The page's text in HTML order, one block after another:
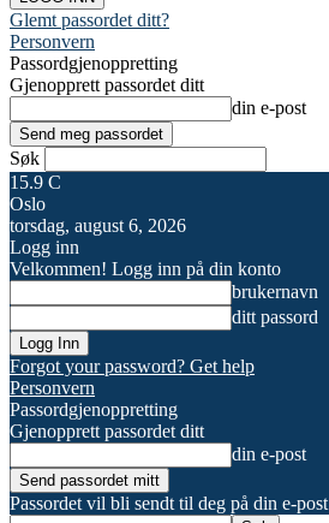
Glemt passordet ditt?
Personvern
Passordgjenoppretting
Gjenopprett passordet ditt
din e-post
Søk
15.9 C
Oslo
torsdag, august 6, 2026
Logg inn
Velkommen! Logg inn på din konto
brukernavn
ditt passord
Forgot your password? Get help
Personvern
Passordgjenoppretting
Gjenopprett passordet ditt
din e-post
Passordet vil bli sendt til deg på din e-post